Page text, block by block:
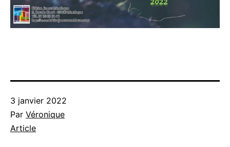
Publié
le
3 janvier 2022
Par Véronique
Catégorisé
Article